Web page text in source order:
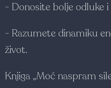
- Donosite bolje odluke
- Razumete dinamiku
život.
Knjiga „Moć naspram